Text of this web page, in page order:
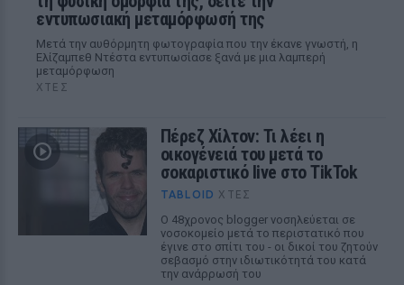
εντυπωσιακή μεταμόρφωσή της
Μετά την αυθόρμητη φωτογραφία που την έκανε γνωστή, η
Ελίζαμπεθ Ντέστα εντυπωσίασε ξανά με μια λαμπερή
μεταμόρφωση
ΧΤΕΣ
Πέρεζ Χίλτον: Τι λέει η
οικογένειά του μετά το
σοκαριστικό live στο TikTok
TABLOID ΧΤΕΣ
Ο 48χρονος blogger νοσηλεύεται σε
νοσοκομείο μετά το περιστατικό που
έγινε στο σπίτι του - οι δικοί του ζητούν
σεβασμό στην ιδιωτικότητά του κατά
την ανάρρωσή του